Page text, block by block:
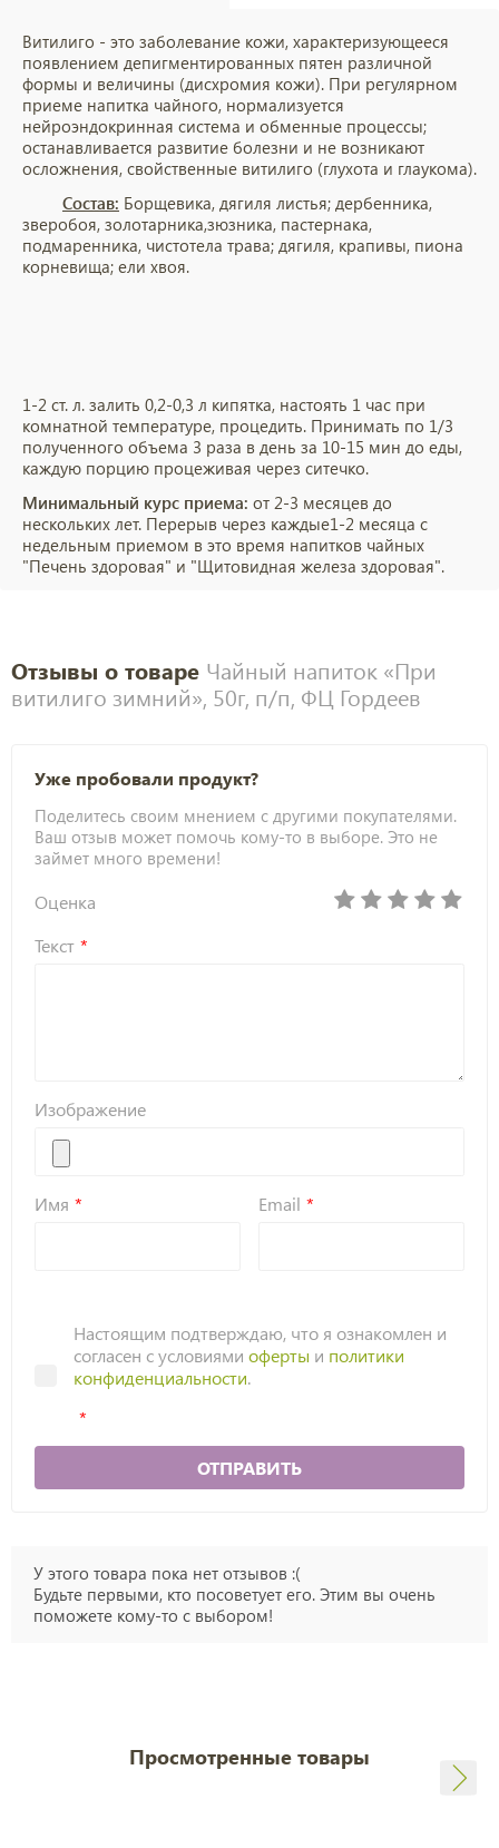
Витилиго - это заболевание кожи, характеризующееся
появлением депигментированных пятен различной
формы и величины (дисхромия кожи). При регулярном
приеме напитка чайного, нормализуется
нейроэндокринная система и обменные процессы;
останавливается развитие болезни и не возникают
осложнения, свойственные витилиго (глухота и глаукома).
Состав: Борщевика, дягиля листья; дербенника,
зверобоя, золотарника,зюзника, пастернака,
подмаренника, чистотела трава; дягиля, крапивы, пиона
корневища; ели хвоя.
1-2 ст. л. залить 0,2-0,3 л кипятка, настоять 1 час при
комнатной температуре, процедить. Принимать по 1/3
полученного объема 3 раза в день за 10-15 мин до еды,
каждую порцию процеживая через ситечко.
Минимальный курс приема: от 2-3 месяцев до
нескольких лет. Перерыв через каждые1-2 месяца с
недельным приемом в это время напитков чайных
"Печень здоровая" и "Щитовидная железа здоровая".
Отзывы о товаре Чайный напиток «При
витилиго зимний», 50г, п/п, ФЦ Гордеев
Уже пробовали продукт?
Поделитесь своим мнением с другими покупателями.
Ваш отзыв может помочь кому-то в выборе. Это не
займет много времени!
Оценка
Текст
Изображение
Имя Email
Настоящим подтверждаю, что я ознакомлен и
согласен с условиями оферты и политики
конфиденциальности.
ОТПРАВИТЬ
У этого товара пока нет отзывов :(
Будьте первыми, кто посоветует его. Этим вы очень
поможете кому-то с выбором!
Просмотренные товары